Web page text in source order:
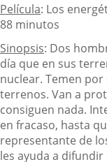
Película: Los
88 minutos
Sinopsis: Dos
día que en sus
nuclear. Temen por
terrenos. Van a
consiguen nada.
en fracaso, hasta
representante de
les ayuda a